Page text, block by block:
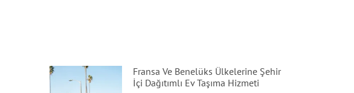
Fransa Ve Benelüks Ülkelerine Şehir
İçi Dağıtımlı Ev Taşıma Hizmeti